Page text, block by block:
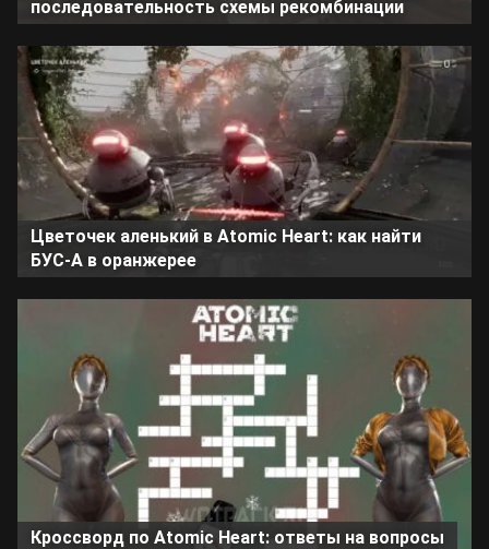
последовательность схемы рекомбинации
Цветочек аленький в Atomic Heart: как найти
БУС-А в оранжерее
Кроссворд по Atomic Heart: ответы на вопросы